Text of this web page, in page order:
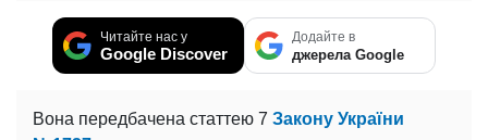
Читайте нас у
Google Discover
Додайте в
джерела Google
Вона передбачена статтею 7 Закону України